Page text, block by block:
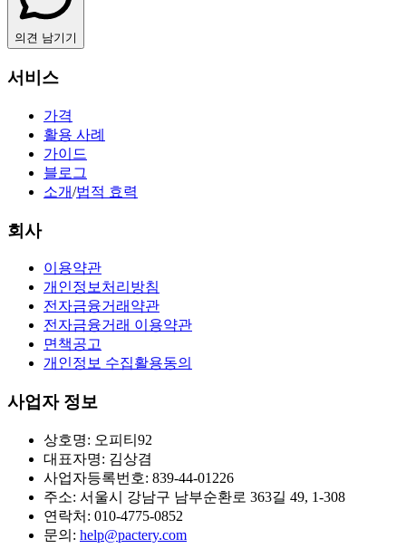
의견 남기기
서비스
가격
활용 사례
가이드
블로그
소개/법적 효력
회사
이용약관
개인정보처리방침
전자금융거래약관
전자금융거래 이용약관
면책공고
개인정보 수집활용동의
사업자 정보
상호명: 오피티92
대표자명: 김상겸
사업자등록번호: 839-44-01226
주소: 서울시 강남구 남부순환로 363길 49, 1-308
연락처: 010-4775-0852
문의: help@pactery.com